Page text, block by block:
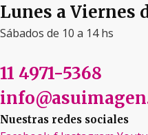
Lunes a Viernes
Sábados de 10 a 14 hs
11 4971-5368
Nuestras redes sociales